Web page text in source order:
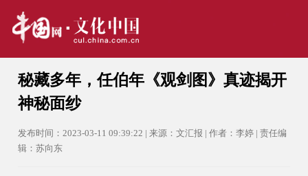
秘藏多年，任伯年《观剑图》真迹揭开
神秘面纱
发布时间：2023-03-11 09:39:22 | 来源：文汇报 | 作者：李婷 | 责任编
辑：苏向东